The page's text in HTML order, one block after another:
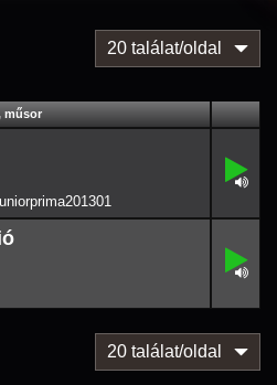
20 találat/oldal
műsor
k
k
20 találat/oldal